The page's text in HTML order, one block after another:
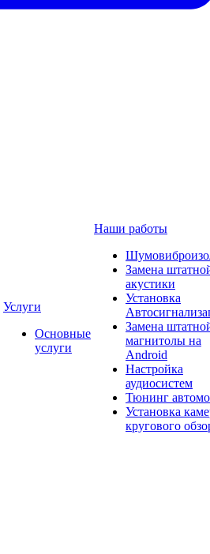
Услуги
Основные
услуги
Наши работы
Замена
акустики
Установка
Замена
магнитолы на
Android
Настройка
аудиосистем
Тюнинг
Установка
кругового